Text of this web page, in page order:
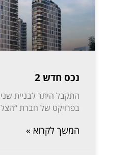
נכס חדש 2
התקבל היתר לבניית שני
בפרויקט של חברת
המשך לקרוא »